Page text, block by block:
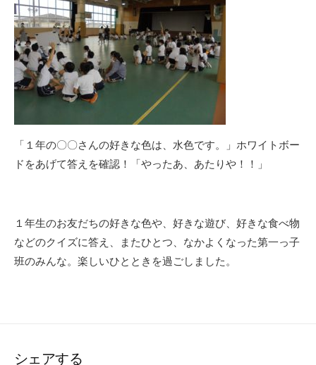
「１年の〇〇さんの好きな色は、水色です。」ホワイトボー
ドをあげて答えを確認！「やったあ、あたりや！！」
１年生のお友だちの好きな色や、好きな遊び、好きな食べ物
などのクイズに答え、またひとつ、なかよくなった第一っ子
班のみんな。楽しいひとときを過ごしました。
シェアする